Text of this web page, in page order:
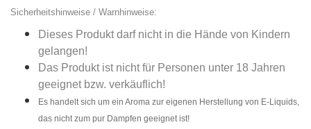
Sicherheitshinweise / Warnhinweise:
Dieses Produkt darf nicht in die Hände von Kindern
gelangen!
Das Produkt ist nicht für Personen unter 18 Jahren
geeignet bzw. verkäuflich!
Es handelt sich um ein Aroma zur eigenen Herstellung von E-Liquids,
das nicht zum pur Dampfen geeignet ist!